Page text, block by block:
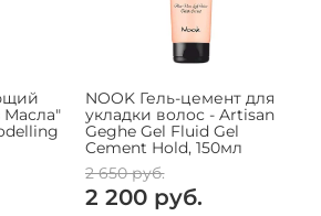
NOOK Гель-цемент для
укладки волос - Artisan
Geghe Gel Fluid Gel
Cement Hold, 150мл
2 650 руб.
2 200 руб.